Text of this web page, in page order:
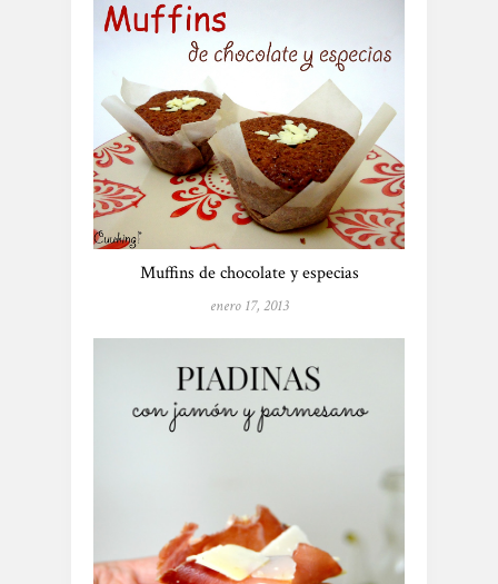
Muffins de chocolate y especias
enero 17, 2013